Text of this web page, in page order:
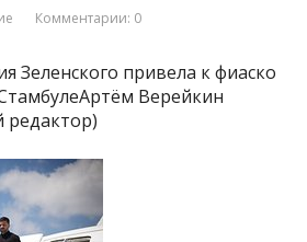
Комментарии: 0
Зеленского привела к фиаско
Верейкин